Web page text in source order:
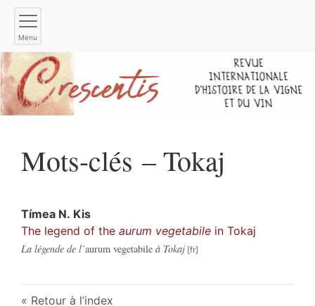
Menu
Mots-clés – Tokaj
Tímea N. Kis
The legend of the aurum vegetabile in Tokaj
La légende de l’aurum vegetabile à Tokaj
Retour à l’index